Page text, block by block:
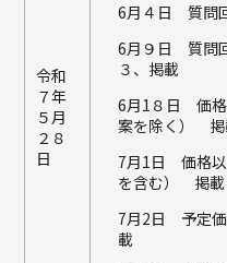
令和
７年
５月
２８
日
6月４日 質問
6月９日 質問
３、掲載
6月1８日 価格
案を除く） 掲
7月1日 価格以
を含む） 掲載
7月2日 予定
載